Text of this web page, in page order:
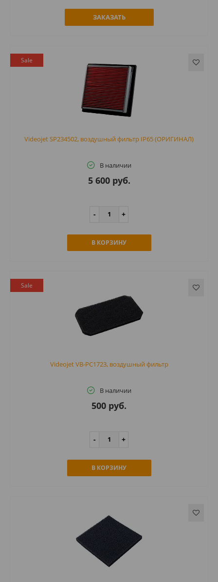
ЗАКАЗАТЬ
Sale
Videojet SP234502, воздушный фильтр IP65 (ОРИГИНАЛ)
В наличии
5 600 руб.
В КОРЗИНУ
Sale
Videojet VB-PC1723, воздушный фильтр
В наличии
500 руб.
В КОРЗИНУ